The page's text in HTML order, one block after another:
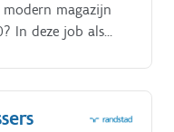
magazijn
In deze job als
grote hoogte.